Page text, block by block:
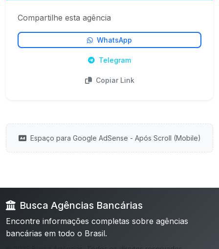
Compartilhe esta agência
WhatsApp
Telegram
Copiar Link
Espaço para Google AdSense - Após Scroll (Mobile)
Busca Agências Bancárias
Encontre informações completas sobre agências
bancárias em todo o Brasil.